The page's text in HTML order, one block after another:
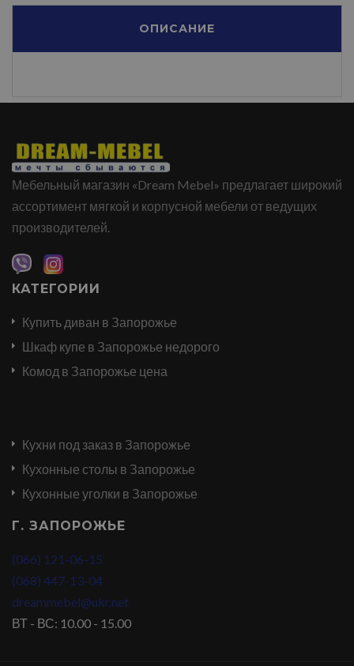
ОПИСАНИЕ
Мебельный магазин «Dream Mebel» предлагает широкий
ассортимент мягкой и корпусной мебели от ведущих
производителей.
КАТЕГОРИИ
Купить диван в Запорожье
Шкаф купе в Запорожье недорого
Комод в Запорожье цена
Кухни под заказ в Запорожье
Кухонные столы в Запорожье
Кухонные уголки в Запорожье
Г. ЗАПОРОЖЬЕ
(066) 121-06-15
(068) 447-13-04
dreammebel@ukr.net
ВТ - ВС: 10.00 - 15.00